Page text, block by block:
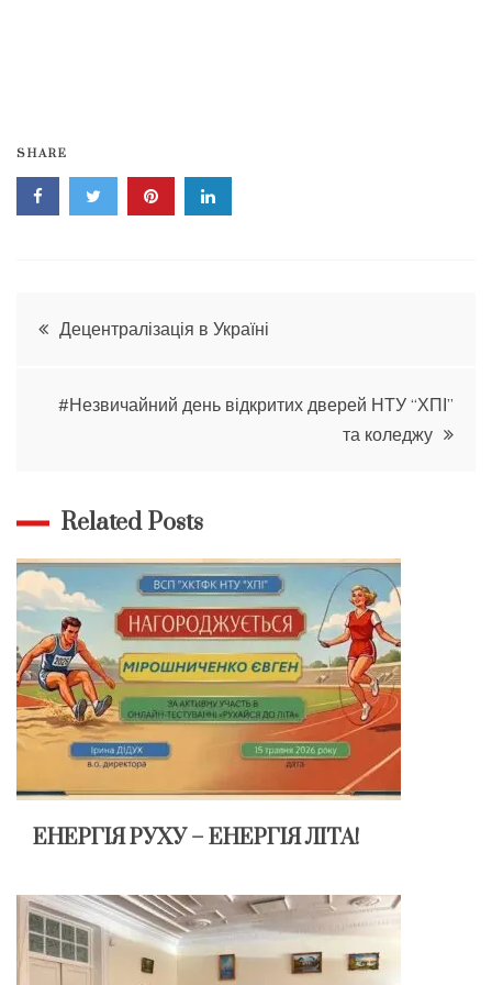
SHARE
Навігація
Децентралізація в Україні
#Незвичайний день відкритих дверей НТУ “ХПІ”
та коледжу
Related Posts
ЕНЕРГІЯ РУХУ – ЕНЕРГІЯ ЛІТА!